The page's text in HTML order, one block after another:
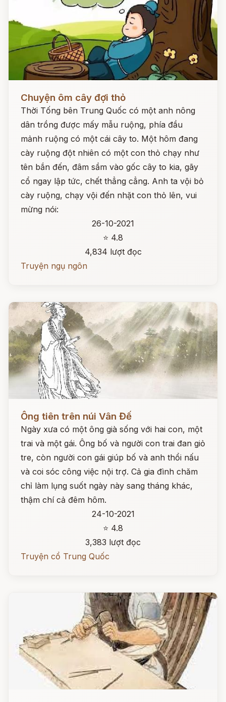
Chuyện ôm cây đợi thỏ
Thời Tống bên Trung Quốc có một anh nông
dân trồng được mấy mẫu ruộng, phía đầu
mảnh ruộng có một cái cây to. Một hôm đang
cày ruộng đột nhiên có một con thỏ chạy như
tên bắn đến, đâm sầm vào gốc cây to kia, gãy
cổ ngay lập tức, chết thẳng cẳng. Anh ta vội bỏ
cày ruộng, chạy vội đến nhặt con thỏ lên, vui
mừng nói:
26-10-2021
⭐ 4.8
4,834 lượt đọc
Truyện ngụ ngôn
Đọc ngay
Ông tiên trên núi Vân Đế
Ngày xưa có một ông già sống với hai con, một
trai và một gái. Ông bố và người con trai đan giỏ
tre, còn người con gái giúp bố và anh thổi nấu
và coi sóc công việc nội trợ. Cả gia đình chăm
chỉ làm lụng suốt ngày này sang tháng khác,
thậm chí cả đêm hôm.
24-10-2021
⭐ 4.8
3,383 lượt đọc
Truyện cổ Trung Quốc